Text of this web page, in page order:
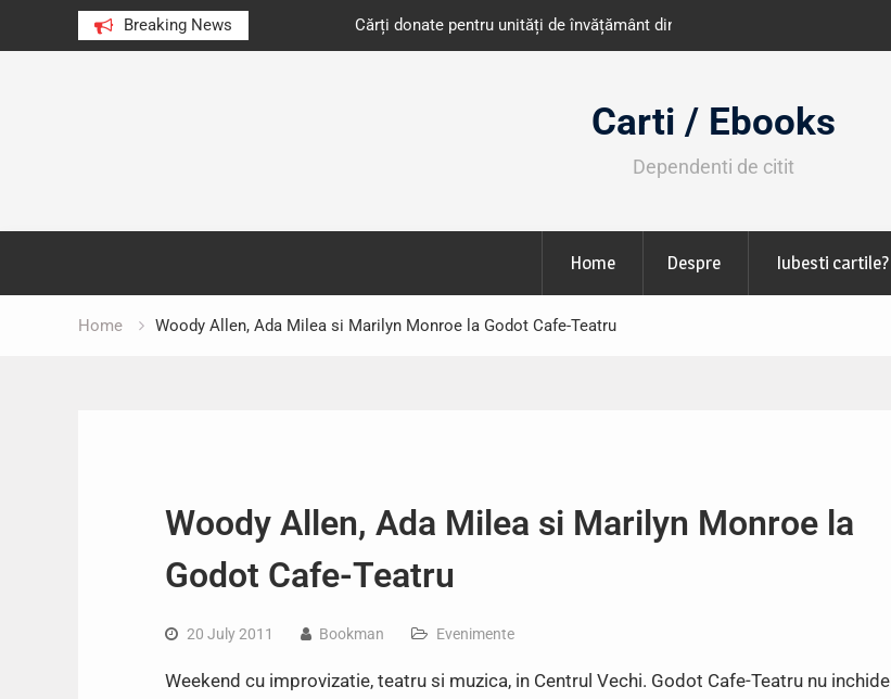
Breaking News
au citit românii în 2023 Cărți donate pentru unități de învățământ din România
octombrie
Carti / Ebooks
Dependenti de citit
Home Despre Iubesti cartile?
Home Woody Allen, Ada Milea si Marilyn Monroe la Godot Cafe-Teatru
Woody Allen, Ada Milea si Marilyn Monroe la
Godot Cafe-Teatru
20 July 2011 Bookman Evenimente
Weekend cu improvizatie, teatru si muzica, in Centrul Vechi. Godot Cafe-Teatru nu inchide